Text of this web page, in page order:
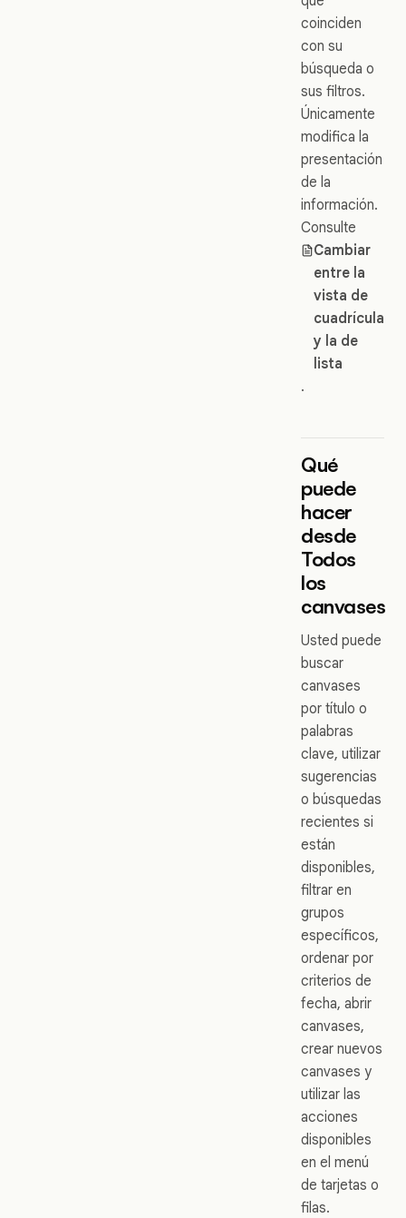
coinciden
con su
búsqueda o
sus filtros.
Únicamente
modifica la
presentación
de la
información.
Consulte
Cambiar
entre la
vista de
cuadrícula
y la de
lista
.
Qué
puede
hacer
desde
Todos
los
canvases
Usted puede
buscar
canvases
por título o
palabras
clave, utilizar
sugerencias
o búsquedas
recientes si
están
disponibles,
filtrar en
grupos
específicos,
ordenar por
criterios de
fecha, abrir
canvases,
crear nuevos
canvases y
utilizar las
acciones
disponibles
en el menú
de tarjetas o
filas.